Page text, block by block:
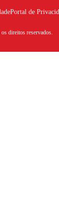
Portal de
direitos reservados.